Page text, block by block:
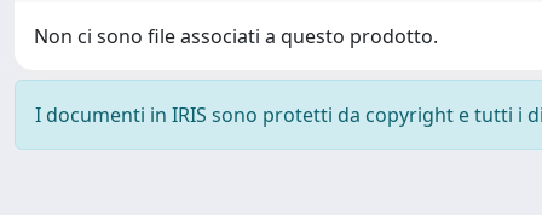
Non ci sono file associati a questo prodotto.
I documenti in IRIS sono protetti da copyright e tutti i